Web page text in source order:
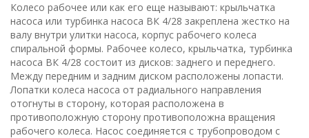
Колесо рабочее или как его еще называют: крыльчатка
насоса или турбинка насоса ВК 4/28 закреплена жестко на
валу внутри улитки насоса, корпус рабочего колеса
спиральной формы. Рабочее колесо, крыльчатка, турбинка
насоса ВК 4/28 состоит из дисков: заднего и переднего.
Между передним и задним диском расположены лопасти.
Лопатки колеса насоса от радиального направления
отогнуты в сторону, которая расположена в
противоположную сторону противоположна вращения
рабочего колеса. Насос соединяется с трубопроводом с